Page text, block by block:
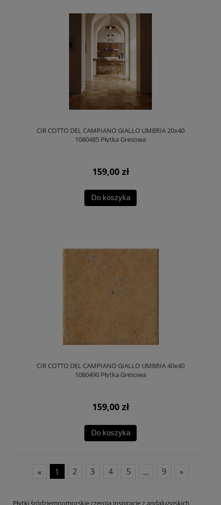
CIR COTTO DEL CAMPIANO GIALLO UMBRIA 20x40
1080485 Płytka Gresowa
159,00 zł
Do koszyka
CIR COTTO DEL CAMPIANO GIALLO UMBRIA 40x40
1080490 Płytka Gresowa
159,00 zł
Do koszyka
« 1 2 3 4 5 ... 9 »
Płytki śródziemnomorskie czerpią inspirację z andaluzyjskich